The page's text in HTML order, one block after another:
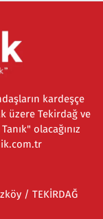
kardeşçe
üzere Tekirdağ ve
olacağınız
/ TEKİRDAĞ